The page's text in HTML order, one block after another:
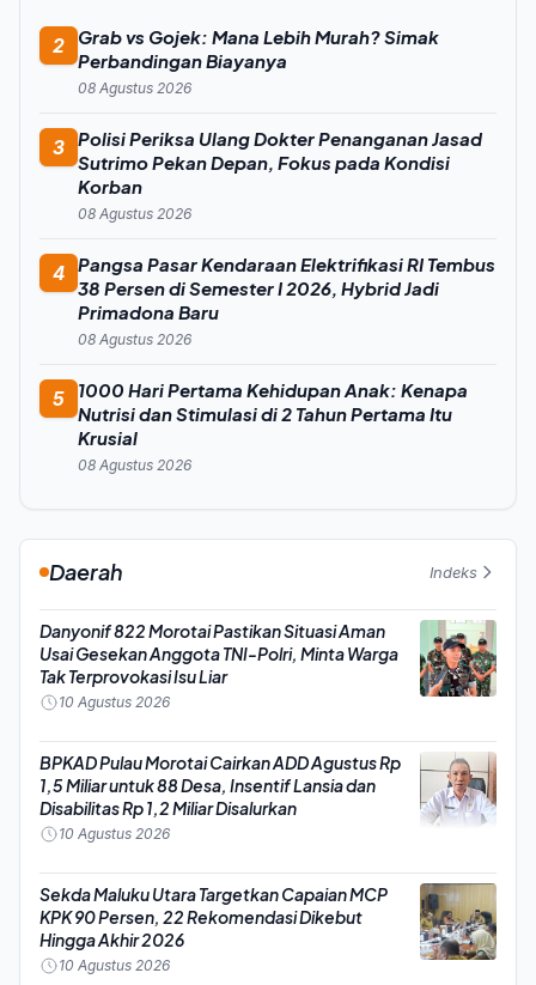
2
Grab vs Gojek: Mana Lebih Murah? Simak
Perbandingan Biayanya
08 Agustus 2026
3 Polisi Periksa Ulang Dokter Penanganan Jasad
Sutrimo Pekan Depan, Fokus pada Kondisi
Korban
08 Agustus 2026
4 Pangsa Pasar Kendaraan Elektrifikasi RI Tembus
38 Persen di Semester I 2026, Hybrid Jadi
Primadona Baru
08 Agustus 2026
5
1000 Hari Pertama Kehidupan Anak: Kenapa
Nutrisi dan Stimulasi di 2 Tahun Pertama Itu
Krusial
08 Agustus 2026
Daerah Indeks
Danyonif 822 Morotai Pastikan Situasi Aman
Usai Gesekan Anggota TNI-Polri, Minta Warga
Tak Terprovokasi Isu Liar
10 Agustus 2026
BPKAD Pulau Morotai Cairkan ADD Agustus Rp
1,5 Miliar untuk 88 Desa, Insentif Lansia dan
Disabilitas Rp 1,2 Miliar Disalurkan
10 Agustus 2026
Sekda Maluku Utara Targetkan Capaian MCP
KPK 90 Persen, 22 Rekomendasi Dikebut
Hingga Akhir 2026
10 Agustus 2026